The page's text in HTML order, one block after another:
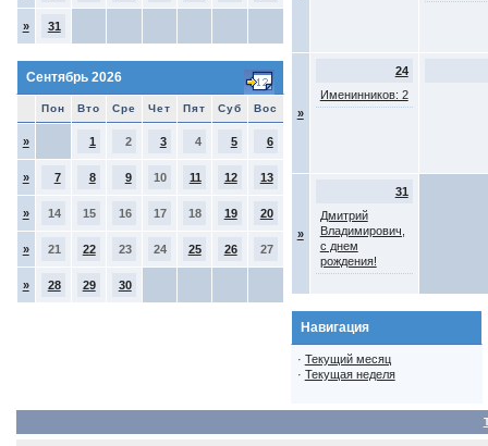
» 31
Сентябрь 2026
Пон Вто Сре Чет Пят Суб Вос
» 1 2 3 4 5 6
» 7 8 9 10 11 12 13
» 14 15 16 17 18 19 20
» 21 22 23 24 25 26 27
» 28 29 30
»
24
Именинников: 2
»
31
Дмитрий
Владимирович,
с днем
рождения!
Навигация
· Текущий месяц
· Текущая неделя